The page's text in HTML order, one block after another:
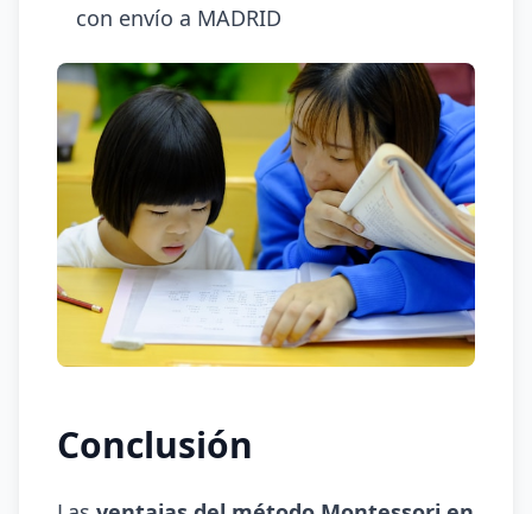
con envío a MADRID
Conclusión